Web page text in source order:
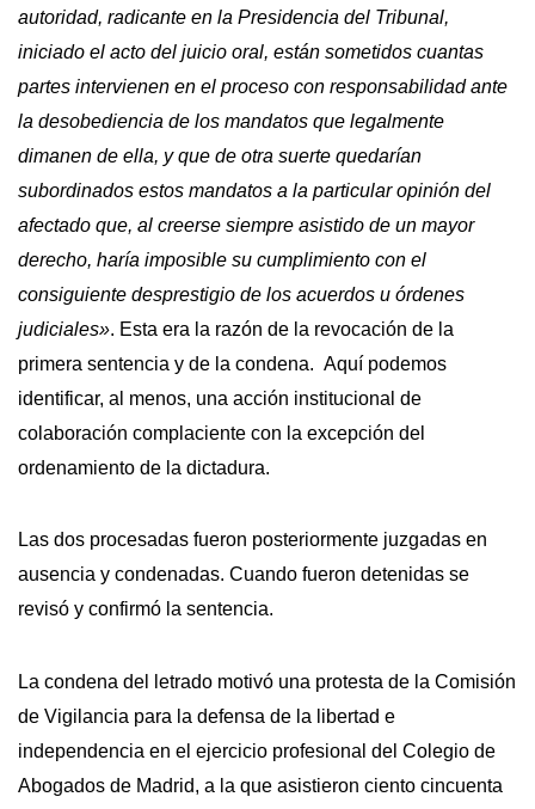
autoridad, radicante en la Presidencia del Tribunal,
iniciado el acto del juicio oral, están sometidos cuantas
partes intervienen en el proceso con responsabilidad ante
la desobediencia de los mandatos que legalmente
dimanen de ella, y que de otra suerte quedarían
subordinados estos mandatos a la particular opinión del
afectado que, al creerse siempre asistido de un mayor
derecho, haría imposible su cumplimiento con el
consiguiente desprestigio de los acuerdos u órdenes
judiciales». Esta era la razón de la revocación de la
primera sentencia y de la condena. Aquí podemos
identificar, al menos, una acción institucional de
colaboración complaciente con la excepción del
ordenamiento de la dictadura.
Las dos procesadas fueron posteriormente juzgadas en
ausencia y condenadas. Cuando fueron detenidas se
revisó y confirmó la sentencia.
La condena del letrado motivó una protesta de la Comisión
de Vigilancia para la defensa de la libertad e
independencia en el ejercicio profesional del Colegio de
Abogados de Madrid, a la que asistieron ciento cincuenta